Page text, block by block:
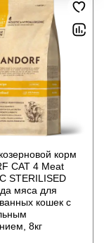
корм
CAT 4 Meat
STERILISED
мяса для
кошек с
8кг